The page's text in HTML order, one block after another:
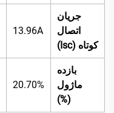
جریان
اتصال
کوتاه (Isc)
13.96A
بازده
ماژول
(%)
20.70%